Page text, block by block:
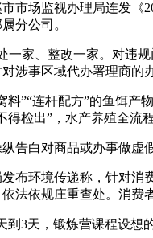
场监视办理局连发《
分公司。
、整改一家。对违规
涉事区域代办署理商的
连杆配方”的鱼饵产
检出”，水产养殖全流
白对商品或办事做虚
环境传递称，针对消
法依规庄重查处。消费
3天，锻炼营课程设想的